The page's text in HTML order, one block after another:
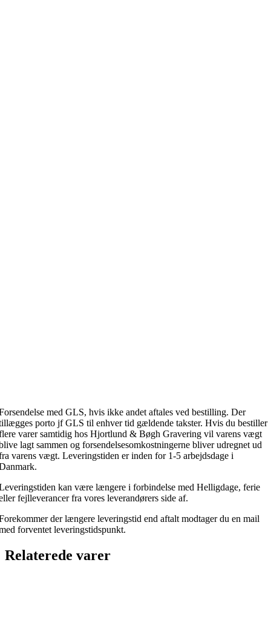
med GLS, hvis ikke andet aftales ved bestilling. Der
porto jf GLS til enhver tid gældende takster. Hvis du bestiller
varer samtidig hos Hjortlund & Bøgh Gravering vil varens vægt
lagt sammen og forsendelsesomkostningerne bliver udregnet ud
varens vægt. Leveringstiden er inden for 1-5 arbejdsdage i
kan være længere i forbindelse med Helligdage, ferie
fejlleverancer fra vores leverandørers side af.
der længere leveringstid end aftalt modtager du en mail
forventet leveringstidspunkt.
Relaterede varer